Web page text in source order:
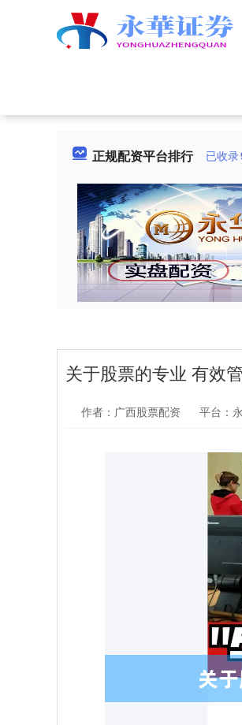
正规配资平台排行 已收录
关于股票的专业 有效
作者：广西股票配资 平台：